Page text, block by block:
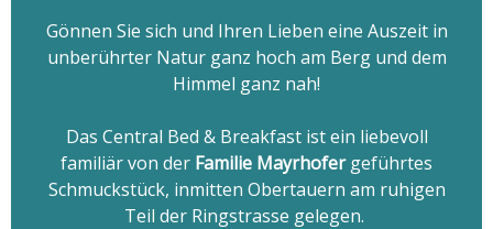
Gönnen Sie sich und Ihren Lieben eine Auszeit in
unberührter Natur ganz hoch am Berg und dem
Himmel ganz nah!
Das Central Bed & Breakfast ist ein liebevoll
familiär von der Familie Mayrhofergeführtes
Schmuckstück, inmitten Obertauern am ruhigen
Teil der Ringstrasse gelegen.